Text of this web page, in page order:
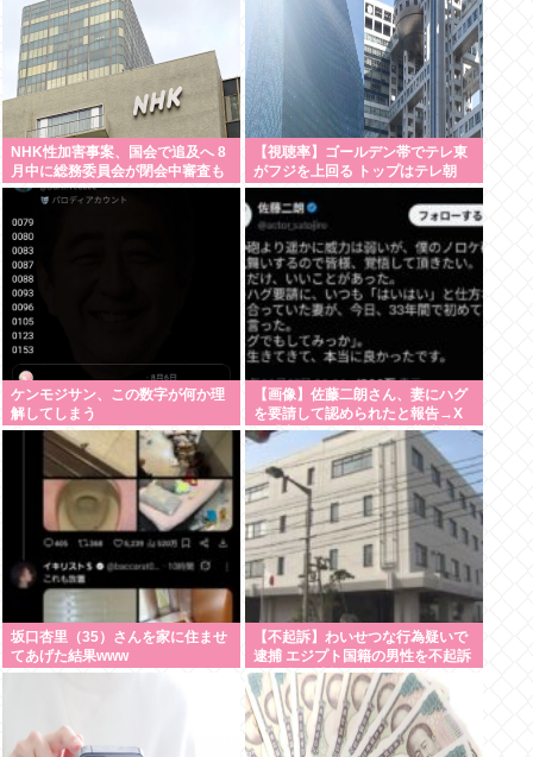
NHK性加害事案、国会で追及へ 8
月中に総務委員会が閉会中審査も
【視聴率】ゴールデン帯でテレ東
がフジを上回る トップはテレ朝
ケンモジサン、この数字が何か理
解してしまう
【画像】佐藤二朗さん、妻にハグ
を要請して認められたと報告→X
民「妻には確認するのに共演者に
はなぜアドリブなの？」
坂口杏里（35）さんを家に住ませ
てあげた結果www
【不起訴】わいせつな行為疑いで
逮捕 エジプト国籍の男性を不起訴
処分 鳥取地検